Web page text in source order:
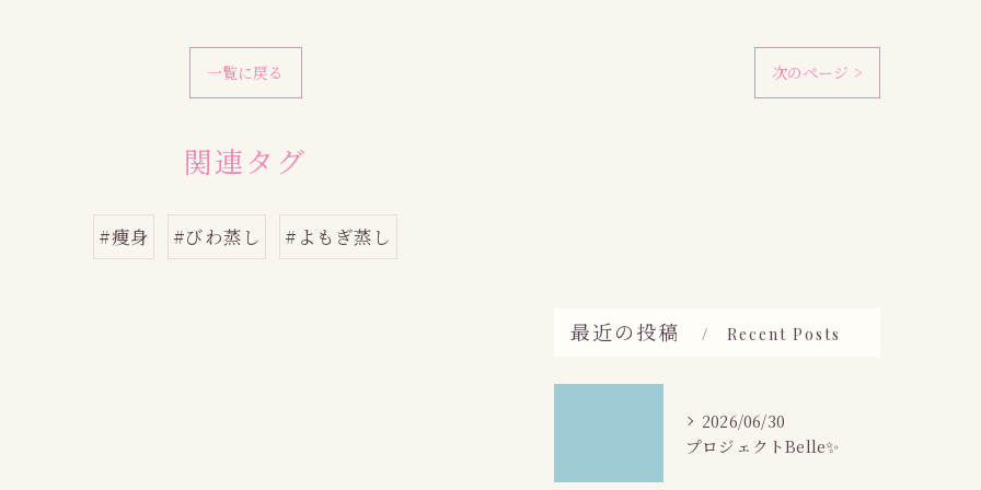
一覧に戻る 次のページ >
関連タグ
#痩身 #びわ蒸し #よもぎ蒸し
最近の投稿 Recent Posts
2026/06/30
プロジェクトBelle✨